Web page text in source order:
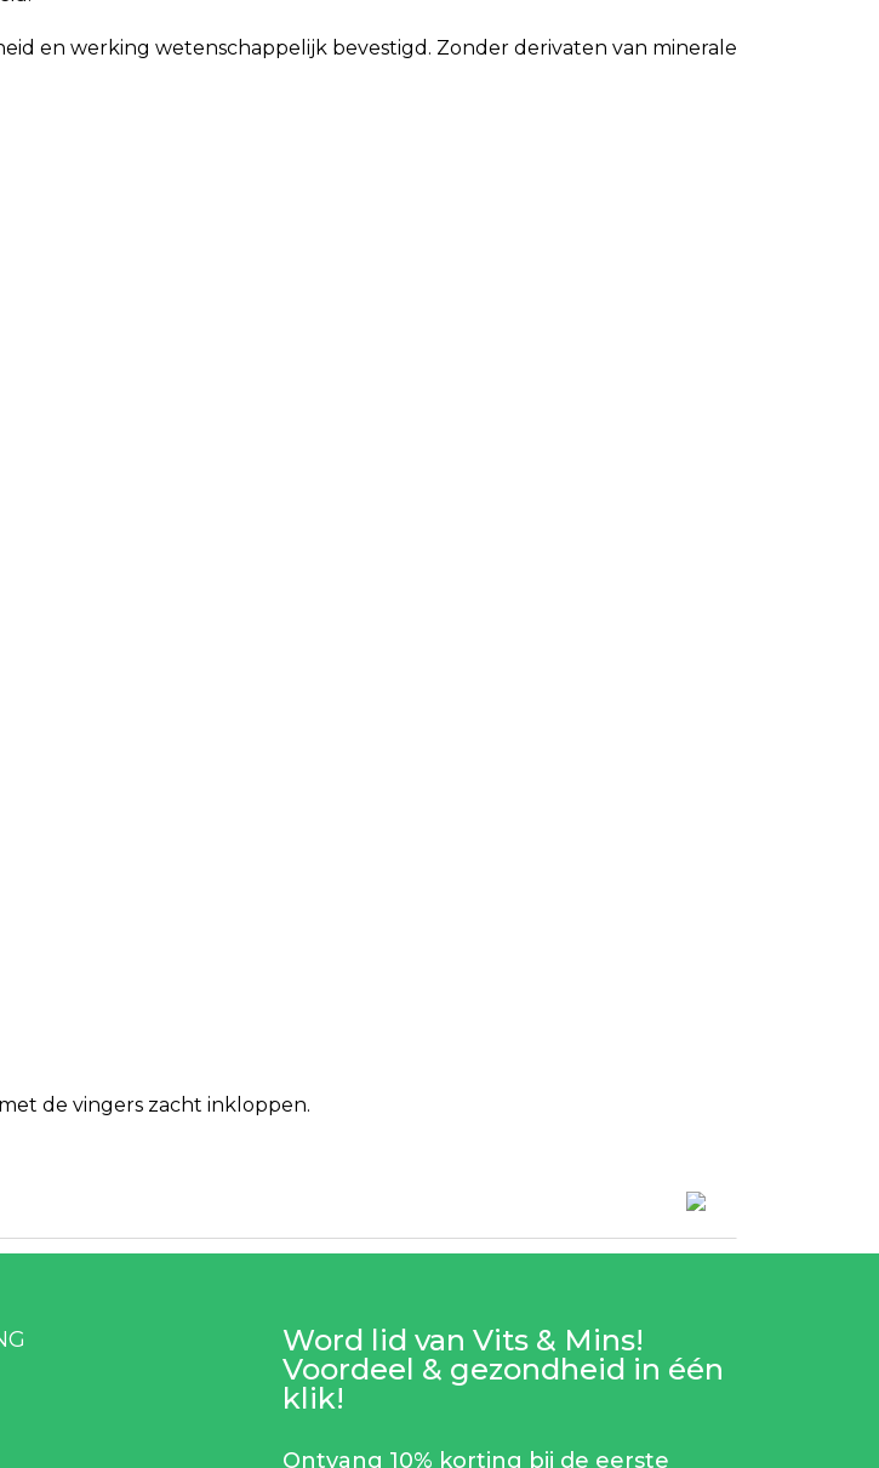
en werking wetenschappelijk bevestigd. Zonder derivaten van minerale
de vingers zacht inkloppen.
Word lid van Vits & Mins!
Voordeel & gezondheid in één
klik!
Ontvang 10% korting bij de eerste